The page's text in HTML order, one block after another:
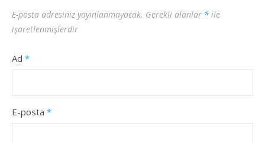
E-posta adresiniz yayınlanmayacak. Gerekli alanlar * ile
işaretlenmişlerdir
Ad *
E-posta *